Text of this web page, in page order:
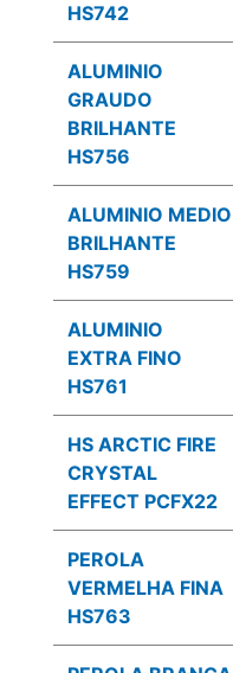
HS742
ALUMINIO
GRAUDO
BRILHANTE
HS756
ALUMINIO MEDIO
BRILHANTE
HS759
ALUMINIO
EXTRA FINO
HS761
HS ARCTIC FIRE
CRYSTAL
EFFECT PCFX22
PEROLA
VERMELHA FINA
HS763